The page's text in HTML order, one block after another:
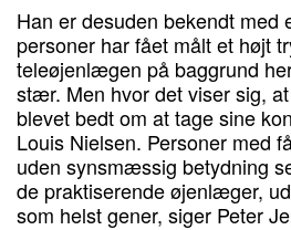
Han er desuden bekendt med
personer har fået målt et højt
teleøjenlægen på baggrund
stær. Men hvor det viser sig,
blevet bedt om at tage sine
Louis Nielsen. Personer med
uden synsmæssig betydning
de praktiserende øjenlæger,
som helst gener, siger Peter